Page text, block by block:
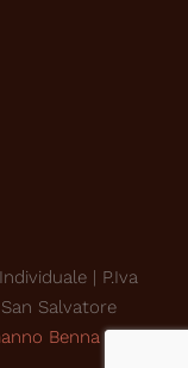
| P.Iva
Salvatore
Benna